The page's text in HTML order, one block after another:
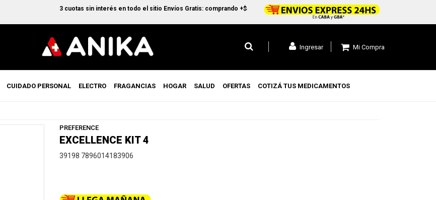
3 cuotas sin interés en todo el sitio Envíos Gratis: comprando +$45.000 en CABA y GBA1 y +$99.000 a todo el pais
Mi Compra
Ingresar
CUIDADO PERSONAL ELECTRO FRAGANCIAS HOGAR SALUD OFERTAS COTIZÁ TUS MEDICAMENTOS
PREFERENCE
EXCELLENCE KIT 4
39198 7896014183906